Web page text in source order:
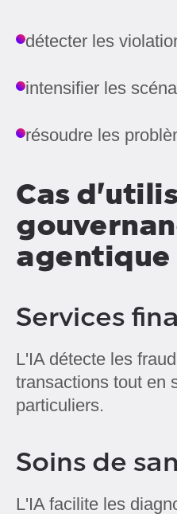
détecter les
intensifier les
résoudre les
Cas
agentique
Services
L'IA détecte les
transactions tout en
particuliers.
Soins de
L'IA facilite les